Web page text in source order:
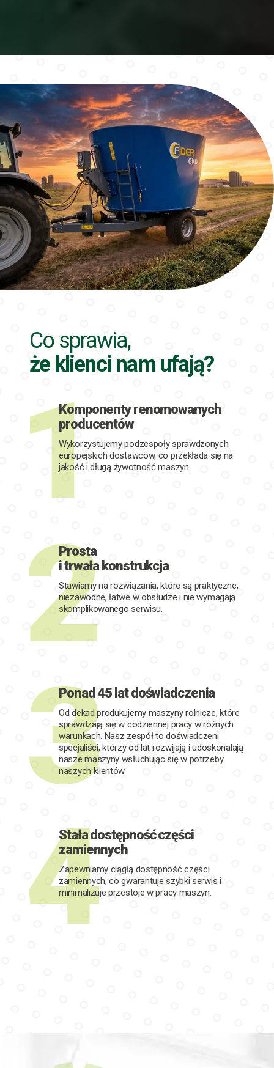
Co sprawia,
że klienci nam ufają?
Komponenty renomowanych
producentów
Wykorzystujemy podzespoły sprawdzonych
europejskich dostawców, co przekłada się na
jakość i długą żywotność maszyn.
Prosta
i trwała konstrukcja
Stawiamy na rozwiązania, które są praktyczne,
niezawodne, łatwe w obsłudze i nie wymagają
skomplikowanego serwisu.
Ponad 45 lat doświadczenia
Od dekad produkujemy maszyny rolnicze, które
sprawdzają się w codziennej pracy w różnych
warunkach. Nasz zespół to doświadczeni
specjaliści, którzy od lat rozwijają i udoskonalają
nasze maszyny wsłuchując się w potrzeby
naszych klientów.
Stała dostępność części
zamiennych
Zapewniamy ciągłą dostępność części
zamiennych, co gwarantuje szybki serwis i
minimalizuje przestoje w pracy maszyn.